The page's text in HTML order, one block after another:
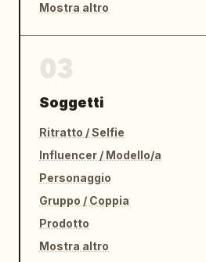
Mostra altro
Soggetti
Ritratto / Selfie
Influencer / Modello/a
Personaggio
Gruppo / Coppia
Prodotto
Mostra altro